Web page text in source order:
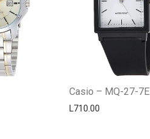
Casio – MQ-27-7E
L710.00
Centro Citizen
Typically replies within a day